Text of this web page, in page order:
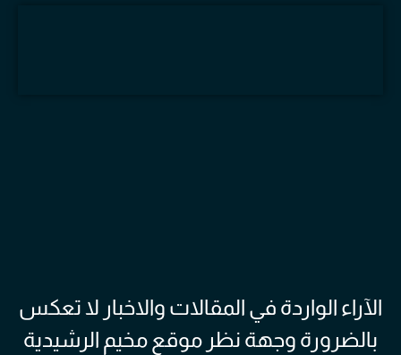
الآراء الواردة في المقالات والاخبار لا تعكس
بالضرورة وجهة نظر موقع مخيم الرشيدية